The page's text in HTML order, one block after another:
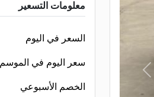
N
معلومات التسعير
السعر في اليوم
سعر اليوم في الموسم
الخصم الأسبوعي